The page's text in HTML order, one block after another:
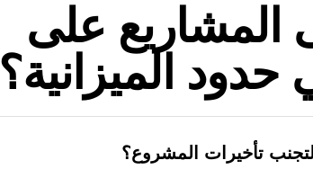
على
الميزانية؟
تأخيرات المشروع؟